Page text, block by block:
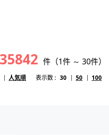
35842 件（1件 ～ 30件）
人気順 表示数 : 30 50 100